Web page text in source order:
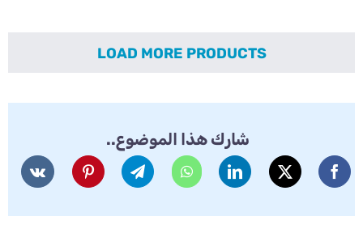
10,00 $.
5,00 $.
LOAD MORE PRODUCTS
شارك هذا الموضوع..